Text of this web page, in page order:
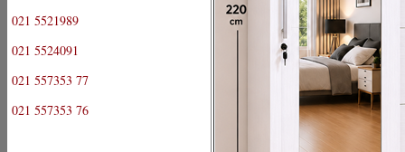
021 5521989
021 5524091
021 557353 77
021 557353 76